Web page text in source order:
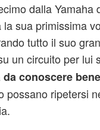
dalla Yamaha
la sua primissima
tutto il suo
un circuito per lui
conoscere
possano ripetersi